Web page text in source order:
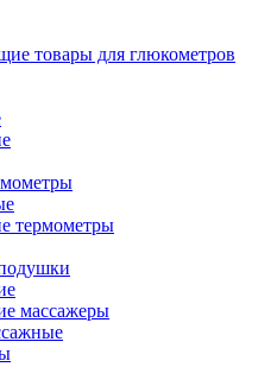
товары для глюкометров
термометры
массажеры